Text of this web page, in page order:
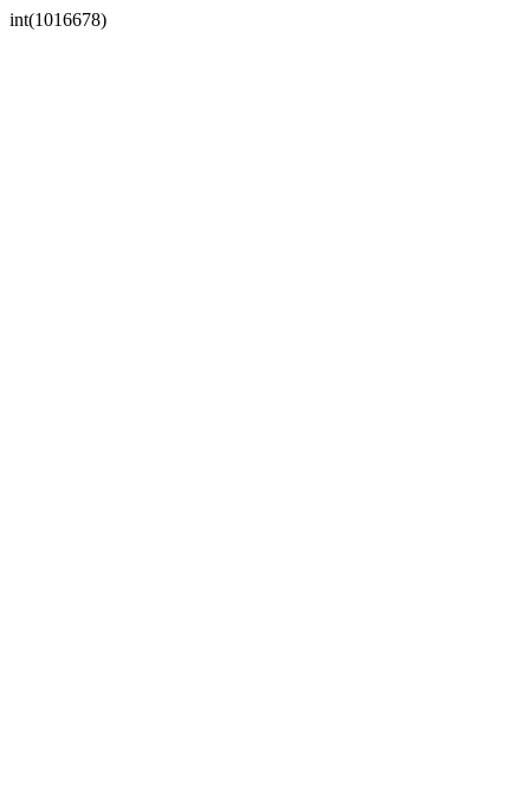
int(1016678)